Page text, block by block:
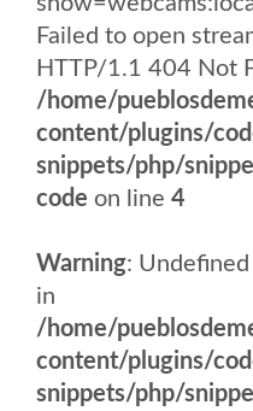
Failed to open
HTTP/1.1 404 Not
/home/
content/plugins/
snippets/php/
code on line 4
Warning:
in
/home/
content/plugins/
snippets/php/